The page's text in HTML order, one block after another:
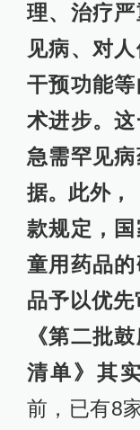
理、治疗
见病、对
干预功能
术进步。
急需罕见
据。此外，
款规定，
童用药品
品予以优
《第二批
清单》其
前，已有8